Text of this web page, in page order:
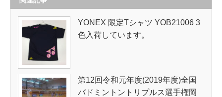
YONEX 限定Tシャツ YOB21006 3
色入荷しています。
第12回令和元年度(2019年度)全国
バドミントントリプルス選手権岡